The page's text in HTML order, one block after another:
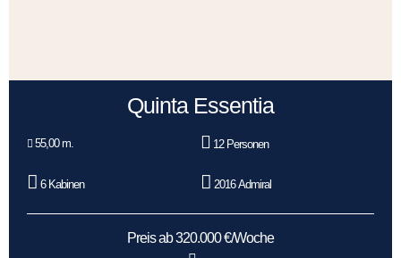
Quinta Essentia
55,00 m. 12 Personen
6 Kabinen 2016 Admiral
Preis ab 320.000 €/Woche